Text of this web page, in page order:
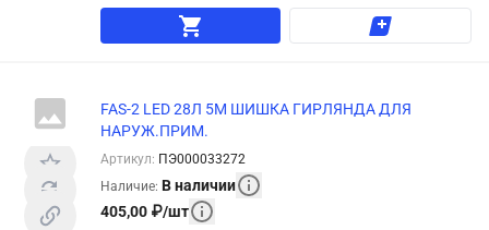
FAS-2 LED 28Л 5М ШИШКА ГИРЛЯНДА ДЛЯ
НАРУЖ.ПРИМ.
Артикул: ПЭ000033272
Наличие: В наличии
405,00 ₽/шт